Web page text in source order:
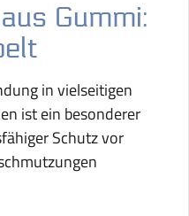
Gummi:
in vielseitigen
ist ein besonderer
Schutz vor